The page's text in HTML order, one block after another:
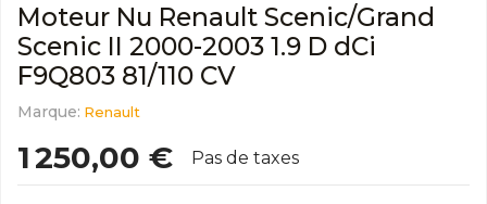
Moteur Nu Renault Scenic/Grand
Scenic II 2000-2003 1.9 D dCi
F9Q803 81/110 CV
Marque: Renault
1 250,00 € Pas de taxes